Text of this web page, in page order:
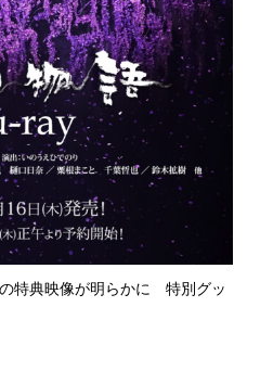
の特典映像が明らかに 特別グッ